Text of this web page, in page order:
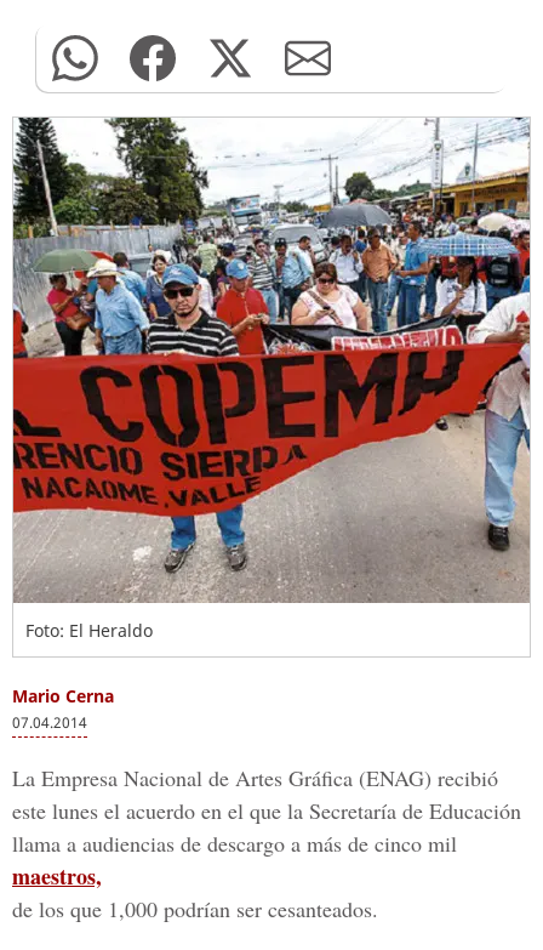
Foto: El Heraldo
Mario Cerna
07.04.2014
La Empresa Nacional de Artes Gráfica (ENAG) recibió
este lunes el acuerdo en el que la Secretaría de Educación
llama a audiencias de descargo a más de cinco mil
maestros,
de los que 1,000 podrían ser cesanteados.